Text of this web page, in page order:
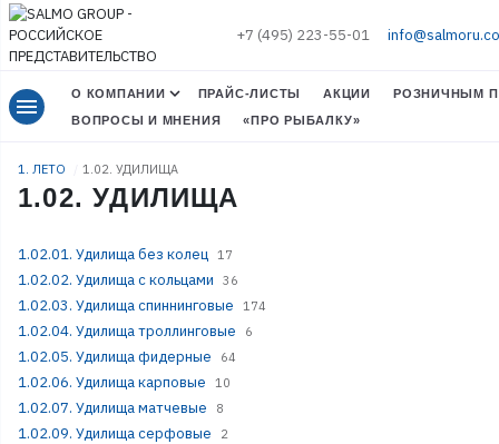
+7 (495) 223-55-01
menu О КОМПАНИИ ПРАЙС-ЛИСТЫ АКЦИИ
РОЗНИЧНЫМ
ВОПРОСЫ И МНЕНИЯ
«ПРО РЫБАЛКУ»
1. ЛЕТО 1.02. УДИЛИЩА
1.02. УДИЛИЩА
1.02.01. Удилища без колец 17
1.02.02. Удилища с кольцами 36
1.02.03. Удилища спиннинговые 174
1.02.04. Удилища троллинговые 6
1.02.05. Удилища фидерные 64
1.02.06. Удилища карповые 10
1.02.07. Удилища матчевые 8
1.02.09. Удилища серфовые 2